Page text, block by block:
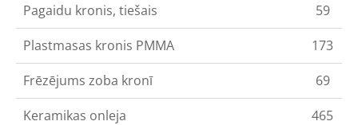
Pagaidu kronis, tiešais
59
Plastmasas kronis PMMA
173
Frēzējums zoba kronī
69
Keramikas onleja
465